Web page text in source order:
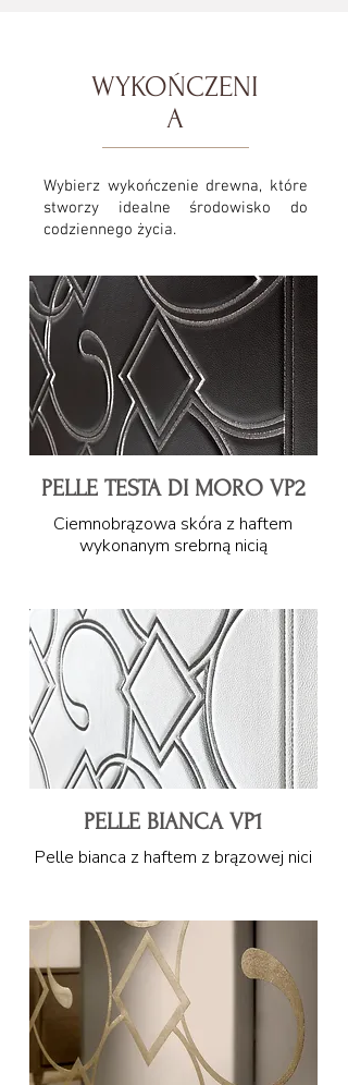
WYKOŃCZENI
A
Wybierz wykończenie drewna, które
stworzy idealne środowisko do
codziennego życia.
PELLE TESTA DI MORO VP2
Ciemnobrązowa skóra z haftem
wykonanym srebrną nicią
PELLE BIANCA VP1
Pelle bianca z haftem z brązowej nici